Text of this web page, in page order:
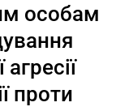
особам
проти